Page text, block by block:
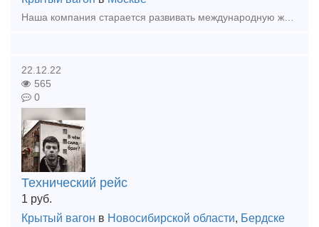
Наша компания старается развивать международную железнодорожную перевозку,предоставляем услуги по перевозке контейнеров и повагонной перевозки от разных городов Китая в Казахстане,Узбекистане,
22.12.22
565
0
Технический рейс
1 руб.
Крытый вагон в Новосибирской области, Бердске